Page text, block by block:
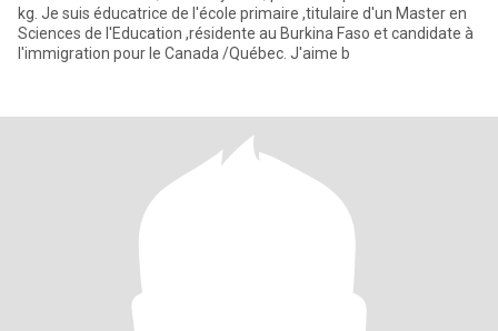
kg. Je suis éducatrice de l'école primaire ,titulaire d'un Master en
Sciences de l'Education ,résidente au Burkina Faso et candidate à
l'immigration pour le Canada /Québec. J'aime b